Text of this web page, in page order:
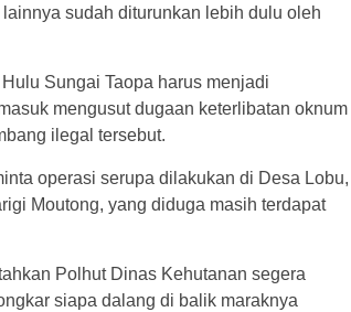
sudah diturunkan lebih dulu oleh
Sungai Taopa harus menjadi
mengusut dugaan keterlibatan oknum
ilegal tersebut.
operasi serupa dilakukan di Desa Lobu,
Moutong, yang diduga masih terdapat
Polhut Dinas Kehutanan segera
siapa dalang di balik maraknya